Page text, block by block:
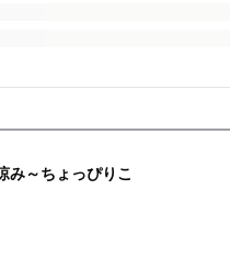
み～ちょっぴりこ